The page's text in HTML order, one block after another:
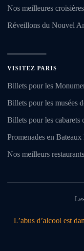
Nos meilleures
Réveillons du Nouvel
VISITEZ PARIS
Billets pour les
Billets pour les musées
Billets pour les cabarets
Promenades en
Nos meilleurs
L’abus d’alcool est